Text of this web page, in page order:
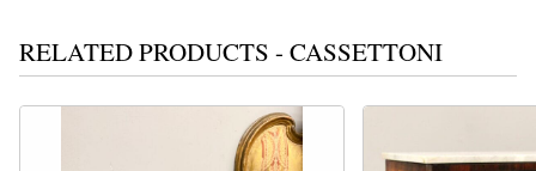
RELATED PRODUCTS - CASSETTONI